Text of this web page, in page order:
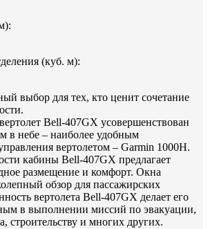
(куб. м):
выбор для тех, кто ценит сочетание
Bell-407GX усовершенствован
небе – наиболее удобным
вертолетом – Garmin 1000H.
кабины Bell-407GX предлагает
размещение и комфорт. Окна
обзор для пассажирских
вертолета Bell-407GX делает его
в выполнении миссий по эвакуации,
строительству и многих других.